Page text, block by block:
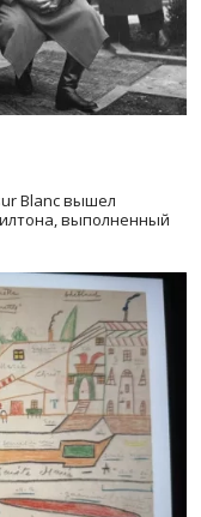
Blanc вышел
выполненный